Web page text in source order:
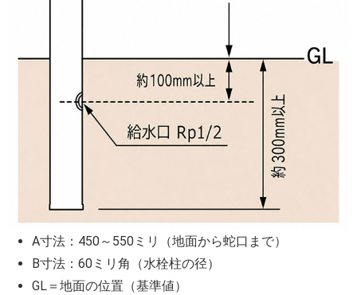
A寸法：450～550ミリ（地面から蛇口まで）
B寸法：60ミリ角（水栓柱の径）
GL＝地面の位置（基準値）